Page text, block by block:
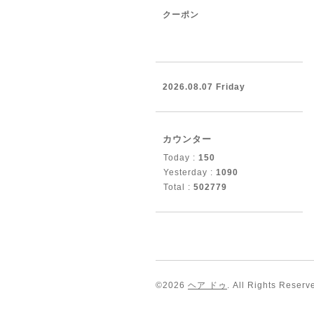
クーポン
2026.08.07 Friday
カウンター
Today : 150
Yesterday : 1090
Total : 502779
©2026 ヘア ドゥ . All Rights